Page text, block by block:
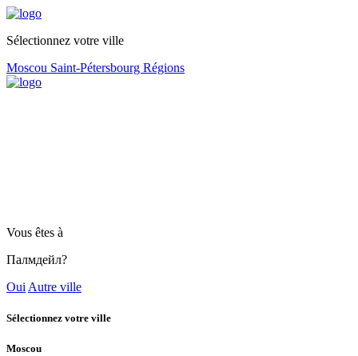
Sélectionnez votre ville
Moscou Saint-Pétersbourg Régions
Vous êtes à
Палмдейл?
Oui Autre ville
Sélectionnez votre ville
Moscou